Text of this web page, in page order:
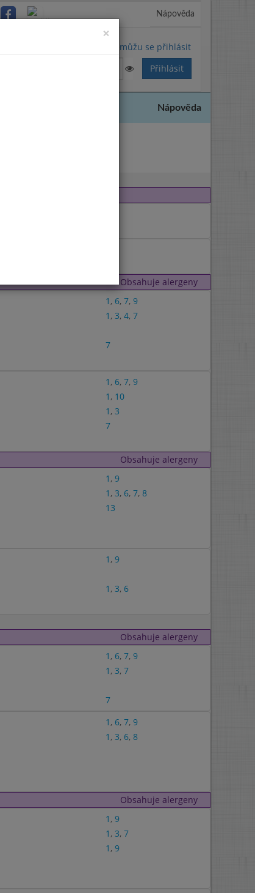
Nápověda
Nemůžu se přihlásit
Nápověda
Obsahuje alergeny
1 , 6, 7, 9
1 , 3, 4, 7
7
1 , 6, 7, 9
1 , 10
1 , 3
7
Obsahuje alergeny
1 , 9
1 , 3, 6, 7, 8
13
1 , 9
1 , 3, 6
Obsahuje alergeny
1 , 6, 7, 9
1 , 3, 7
7
1 , 6, 7, 9
1 , 3, 6, 8
Obsahuje alergeny
1 , 9
1 , 3, 7
1 , 9
×